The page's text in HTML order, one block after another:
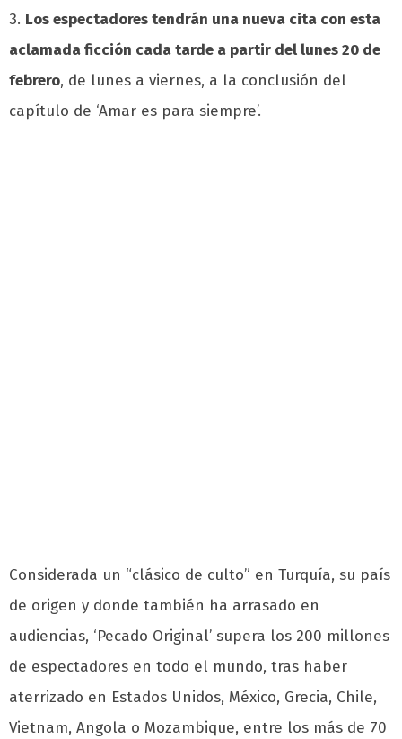
3. Los espectadores tendrán una nueva cita con esta
aclamada ficción cada tarde a partir del lunes 20 de
febrero, de lunes a viernes, a la conclusión del
capítulo de ‘Amar es para siempre’.
Considerada un “clásico de culto” en Turquía, su país
de origen y donde también ha arrasado en
audiencias, ‘Pecado Original’ supera los 200 millones
de espectadores en todo el mundo, tras haber
aterrizado en Estados Unidos, México, Grecia, Chile,
Vietnam, Angola o Mozambique, entre los más de 70